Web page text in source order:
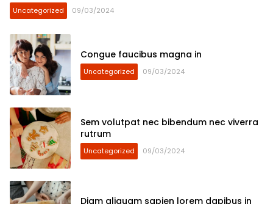
Uncategorized 09/03/2024
Congue faucibus magna in
Uncategorized 09/03/2024
Sem volutpat nec bibendum nec viverra
rutrum
Uncategorized 09/03/2024
Diam aliquam sapien lorem dapibus in